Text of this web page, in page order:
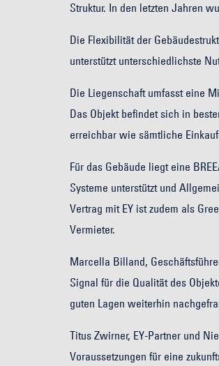
Struktur. In den letzten Jahren
Die Flexibilität der
unterstützt unterschiedlichste
Die Liegenschaft umfasst eine
Das Objekt befindet sich in
erreichbar wie sämtliche
Für das Gebäude liegt eine
Systeme unterstützt und
Vertrag mit EY ist zudem als
Vermieter.
Marcella Billand,
Signal für die Qualität des
guten Lagen weiterhin
Titus Zwirner, EY-Partner und
Voraussetzungen für eine